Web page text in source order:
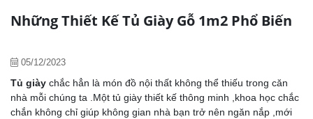
Những Thiết Kế Tủ Giày Gỗ 1m2 Phổ Biến
05/12/2023
Tủ giày chắc hẳn là món đồ nội thất không thể thiếu trong căn
nhà mỗi chúng ta .Một tủ giày thiết kế thông minh ,khoa học chắc
chắn không chỉ giúp không gian nhà bạn trở nên ngăn nắp ,mới